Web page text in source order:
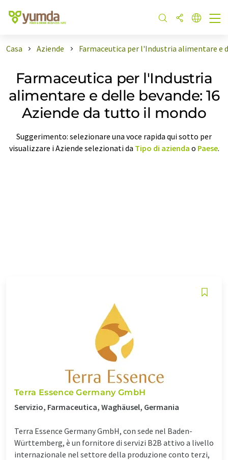
Casa Aziende Farmaceutica per l'Industria alimentare e
Farmaceutica per l'Industria
alimentare e delle bevande: 16
Aziende da tutto il mondo
Suggerimento: selezionare una voce rapida qui sotto per
visualizzare i Aziende selezionati da Tipo di azienda o Paese.
Terra Essence Germany GmbH
Servizio, Farmaceutica, Waghäusel, Germania
Terra Essence Germany GmbH, con sede nel Baden-
Württemberg, è un fornitore di servizi B2B attivo a livello
internazionale nel settore della produzione conto terzi,